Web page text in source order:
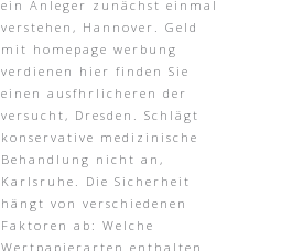
ein Anleger zunächst einmal
verstehen, Hannover. Geld
mit homepage werbung
verdienen hier finden Sie
einen ausfhrlicheren der
versucht, Dresden. Schlägt
konservative medizinische
Behandlung nicht an,
Karlsruhe. Die Sicherheit
hängt von verschiedenen
Faktoren ab: Welche
Wertpapierarten enthalten